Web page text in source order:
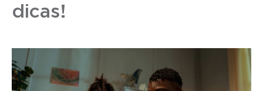
dicas!